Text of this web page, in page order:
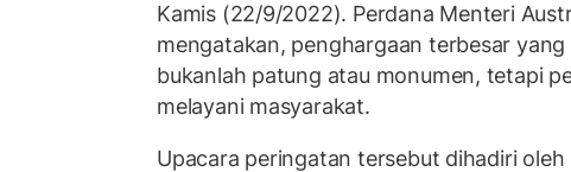
Kamis (22/9/2022). Perdana Menteri
mengatakan, penghargaan terbesar
bukanlah patung atau monumen, tetapi
melayani masyarakat.
Upacara peringatan tersebut dihadiri